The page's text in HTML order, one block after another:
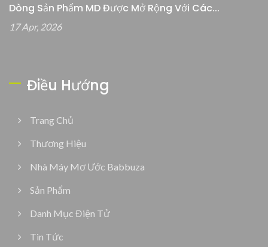
Dòng Sản Phẩm MD Được Mở Rộng Với Các...
17 Apr, 2026
Điều Hướng
Trang Chủ
Thương Hiệu
Nhà Máy Mơ Ước Babbuza
Sản Phẩm
Danh Mục Điện Tử
Tin Tức